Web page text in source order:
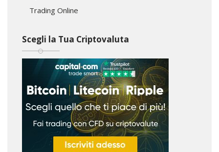
Trading Online
Scegli la Tua Criptovaluta